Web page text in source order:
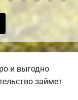
и выгодно
займет